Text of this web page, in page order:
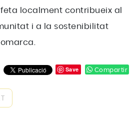
localment contribueix al
i a la sostenibilitat
Save Compartir